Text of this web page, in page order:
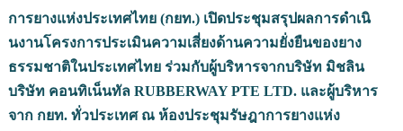
การยางแห่งประเทศไทย (กยท.) เปิดประชุมสรุปผลการดำเนิ
นงานโครงการประเมินความเสี่ยงด้านความยั่งยืนของยาง
ธรรมชาติในประเทศไทย ร่วมกับผู้บริหารจากบริษัท มิชลิน
บริษัท คอนทิเน็นทัลRUBBERWAY PTE LTD. และผู้บริหาร
จาก กยท. ทั่วประเทศ ณ ห้องประชุมรัษฎาการยางแห่ง